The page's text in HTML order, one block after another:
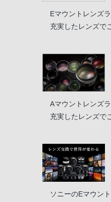
Eマウントレンズ
充実したレンズで
Aマウントレンズ
充実したレンズで
ソニーのEマウン